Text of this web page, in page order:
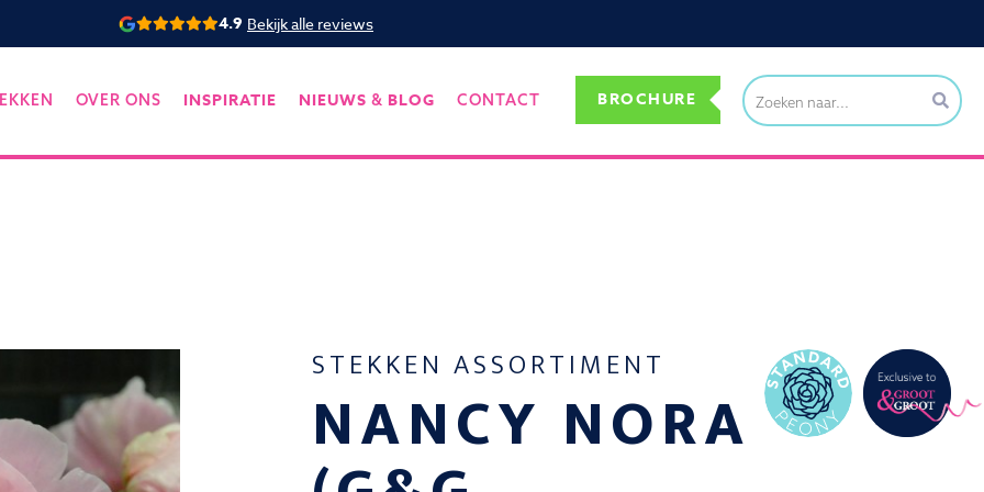
4.9 Bekijk alle reviews
OVER ONS INSPIRATIE NIEUWS & BLOG CONTACT BROCHURE
STEKKEN ASSORTIMENT
NANCY NORA